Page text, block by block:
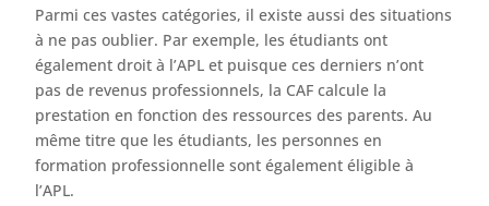
Parmi ces vastes catégories, il existe aussi des situations
à ne pas oublier. Par exemple, les étudiants ont
également droit à l’APL et puisque ces derniers n’ont
pas de revenus professionnels, la CAF calcule la
prestation en fonction des ressources des parents. Au
même titre que les étudiants, les personnes en
formation professionnelle sont également éligible à
l’APL.